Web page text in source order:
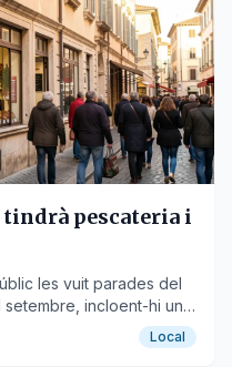
pescateria i
les vuit parades del
incloent-hi una
Local